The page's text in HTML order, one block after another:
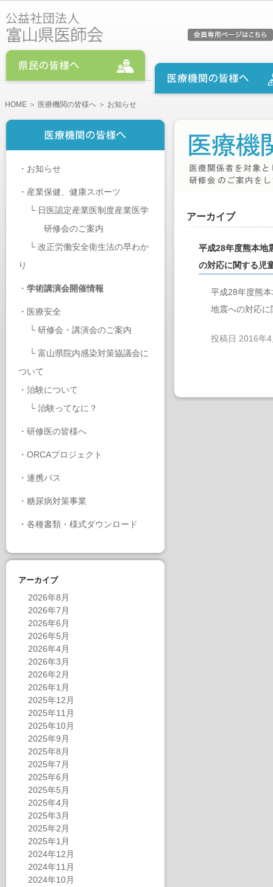
HOME ＞ 医療機関の皆様へ ＞ お知らせ
・ お知らせ
・ 産業保健、健康スポーツ
└ 日医認定産業医制度産業医学
研修会のご案内
└ 改正労働安全衛生法の早わか
り
・ 学術講演会開催情報
・ 医療安全
└ 研修会・講演会のご案内
└ 富山県院内感染対策協議会に
ついて
・ 治験について
└ 治験ってなに？
・ 研修医の皆様へ
・ ORCAプロジェクト
・ 連携パス
・ 糖尿病対策事業
・ 各種書類・様式ダウンロード
アーカイブ
2026年8月
2026年7月
2026年6月
2026年5月
2026年4月
2026年3月
2026年2月
2026年1月
2025年12月
2025年11月
2025年10月
2025年9月
2025年8月
2025年7月
2025年6月
2025年5月
2025年4月
2025年3月
2025年2月
2025年1月
2024年12月
2024年11月
2024年10月
アーカイブ
平成28年度熊本地
の対応に関する児
平成28年度熊
地震への対応
投稿日 2016年